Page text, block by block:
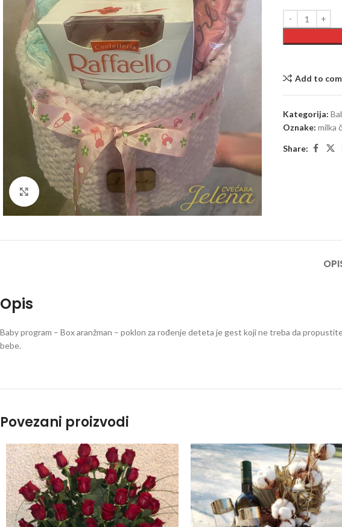
Click to enlarge
Add to
Kategorija:
Oznake: milka
Share:
Opis
Baby program – Box aranžman – poklon za rođenje deteta je gest koji ne treba da
bebe.
Povezani proizvodi